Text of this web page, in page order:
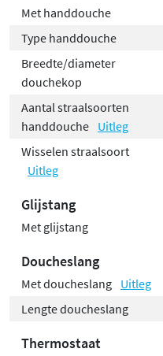
Met handdouche
Type handdouche
Breedte/diameter
douchekop
Aantal straalsoorten
handdouche Uitleg
Wisselen straalsoort
Uitleg
Glijstang
Met glijstang
Doucheslang
Met doucheslang Uitleg
Lengte doucheslang
Thermostaat